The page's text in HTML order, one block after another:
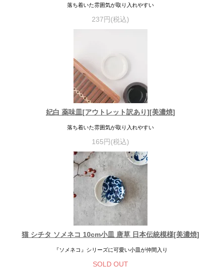
落ち着いた雰囲気が取り入れやすい
237円(税込)
妃白 薬味皿[アウトレット訳あり][美濃焼]
落ち着いた雰囲気が取り入れやすい
165円(税込)
猫 シチタ ソメネコ 10cm小皿 唐草 日本伝統模様[美濃焼]
『ソメネコ』シリーズに可愛い小皿が仲間入り
SOLD OUT